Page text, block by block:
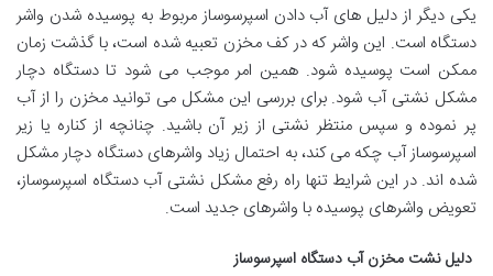
یکی دیگر از دلیل های آب دادن اسپرسوساز مربوط به پوسیده شدن واشر
دستگاه است. این واشر که در کف مخزن تعبیه شده است، با گذشت زمان
ممکن است پوسیده شود. همین امر موجب می شود تا دستگاه دچار
مشکل نشتی آب شود. برای بررسی این مشکل می توانید مخزن را از آب
پر نموده و سپس منتظر نشتی از زیر آن باشید. چنانچه از کناره یا زیر
اسپرسوساز آب چکه می کند، به احتمال زیاد واشرهای دستگاه دچار مشکل
شده اند. در این شرایط تنها راه رفع مشکل نشتی آب دستگاه اسپرسوساز،
تعویض واشرهای پوسیده با واشرهای جدید است.
دلیل نشت مخزن آب دستگاه اسپرسوساز